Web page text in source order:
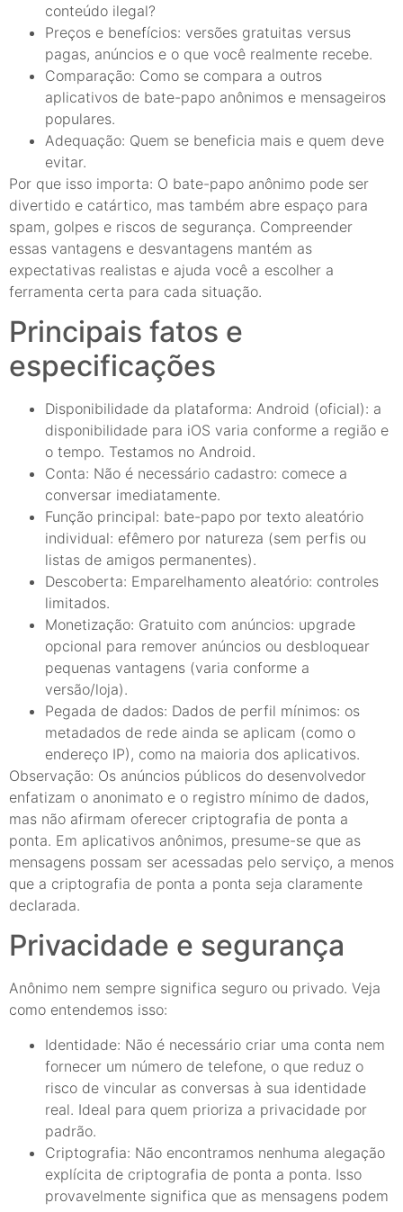
conteúdo ilegal?
Preços e benefícios: versões gratuitas versus
pagas, anúncios e o que você realmente recebe.
Comparação: Como se compara a outros
aplicativos de bate-papo anônimos e mensageiros
populares.
Adequação: Quem se beneficia mais e quem deve
evitar.
Por que isso importa: O bate-papo anônimo pode ser
divertido e catártico, mas também abre espaço para
spam, golpes e riscos de segurança. Compreender
essas vantagens e desvantagens mantém as
expectativas realistas e ajuda você a escolher a
ferramenta certa para cada situação.
Principais fatos e
especificações
Disponibilidade da plataforma: Android (oficial): a
disponibilidade para iOS varia conforme a região e
o tempo. Testamos no Android.
Conta: Não é necessário cadastro: comece a
conversar imediatamente.
Função principal: bate-papo por texto aleatório
individual: efêmero por natureza (sem perfis ou
listas de amigos permanentes).
Descoberta: Emparelhamento aleatório: controles
limitados.
Monetização: Gratuito com anúncios: upgrade
opcional para remover anúncios ou desbloquear
pequenas vantagens (varia conforme a
versão/loja).
Pegada de dados: Dados de perfil mínimos: os
metadados de rede ainda se aplicam (como o
endereço IP), como na maioria dos aplicativos.
Observação: Os anúncios públicos do desenvolvedor
enfatizam o anonimato e o registro mínimo de dados,
mas não afirmam oferecer criptografia de ponta a
ponta. Em aplicativos anônimos, presume-se que as
mensagens possam ser acessadas pelo serviço, a menos
que a criptografia de ponta a ponta seja claramente
declarada.
Privacidade e segurança
Anônimo nem sempre significa seguro ou privado. Veja
como entendemos isso:
Identidade: Não é necessário criar uma conta nem
fornecer um número de telefone, o que reduz o
risco de vincular as conversas à sua identidade
real. Ideal para quem prioriza a privacidade por
padrão.
Criptografia: Não encontramos nenhuma alegação
explícita de criptografia de ponta a ponta. Isso
provavelmente significa que as mensagens podem